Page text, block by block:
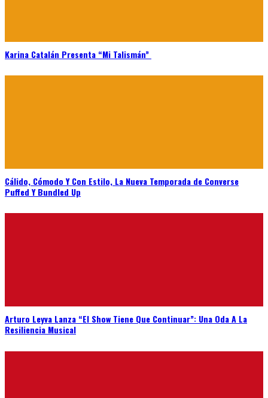
Karina Catalán Presenta “Mi Talismán”
Cálido, Cómodo Y Con Estilo, La Nueva Temporada de Converse
Puffed Y Bundled Up
Arturo Leyva Lanza “El Show Tiene Que Continuar”: Una Oda A La
Resiliencia Musical